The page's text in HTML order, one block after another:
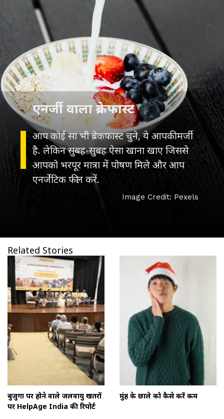
आप कोई सा भी ब्रेकफास्ट चुने, ये आपकी मर्जी
है. लेकिन सुबह-सुबह ऐसा खाना खाए जिससे
आपको भरपूर मात्रा में पोषण मिले और आप
एनर्जी वाला ब्रेकफास्ट
Image Credit: Pexels
Related Stories
बुजुर्गों पर होने वाले जलवायु खतरों
पर HelpAge India की रिपोर्ट
मुंह के छाले को कैसे करें कम